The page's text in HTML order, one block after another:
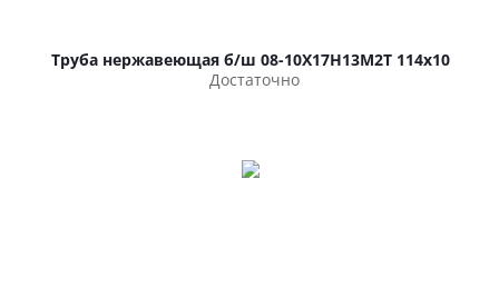
Труба нержавеющая б/ш 08-10Х17Н13М2Т 114х10
Достаточно